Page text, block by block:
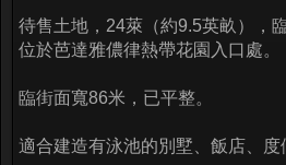
待售土地，24萊（約9.5英畝），
位於芭達雅儂律熱帶花園入口處。
臨街面寬86米，已平整。
適合建造有泳池的別墅、飯店、度